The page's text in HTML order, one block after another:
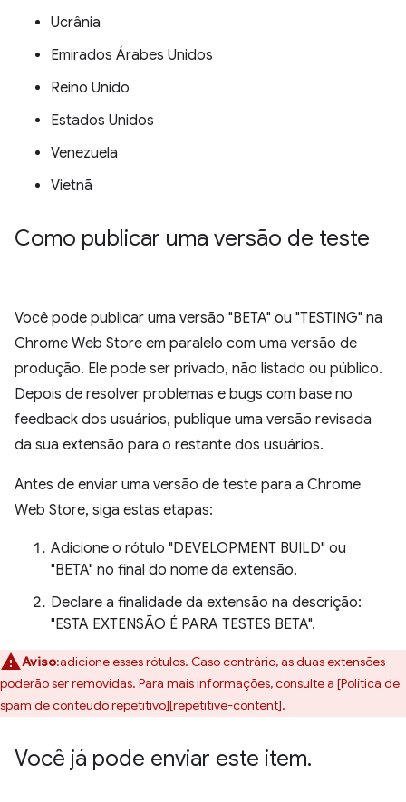
Ucrânia
Emirados Árabes Unidos
Reino Unido
Estados Unidos
Venezuela
Vietnã
Como publicar uma versão de teste
Você pode publicar uma versão "BETA" ou "TESTING" na
Chrome Web Store em paralelo com uma versão de
produção. Ele pode ser privado, não listado ou público.
Depois de resolver problemas e bugs com base no
feedback dos usuários, publique uma versão revisada
da sua extensão para o restante dos usuários.
Antes de enviar uma versão de teste para a Chrome
Web Store, siga estas etapas:
Adicione o rótulo "DEVELOPMENT BUILD" ou
"BETA" no final do nome da extensão.
Declare a finalidade da extensão na descrição:
"ESTA EXTENSÃO É PARA TESTES BETA".
Aviso:adicione esses rótulos. Caso contrário, as duas extensões
poderão ser removidas. Para mais informações, consulte a [Política de
spam de conteúdo repetitivo][repetitive-content].
Você já pode enviar este item.